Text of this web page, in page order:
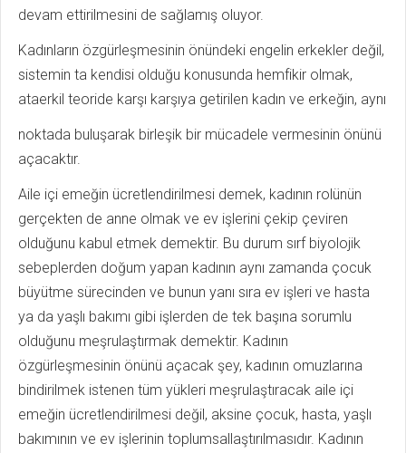
devam ettirilmesini de sağlamış oluyor.
Kadınların özgürleşmesinin önündeki engelin erkekler değil,
sistemin ta kendisi olduğu konusunda hemfikir olmak,
ataerkil teoride karşı karşıya getirilen kadın ve erkeğin, aynı
noktada buluşarak birleşik bir mücadele vermesinin önünü
açacaktır.
Aile içi emeğin ücretlendirilmesi demek, kadının rolünün
gerçekten de anne olmak ve ev işlerini çekip çeviren
olduğunu kabul etmek demektir. Bu durum sırf biyolojik
sebeplerden doğum yapan kadının aynı zamanda çocuk
büyütme sürecinden ve bunun yanı sıra ev işleri ve hasta
ya da yaşlı bakımı gibi işlerden de tek başına sorumlu
olduğunu meşrulaştırmak demektir. Kadının
özgürleşmesinin önünü açacak şey, kadının omuzlarına
bindirilmek istenen tüm yükleri meşrulaştıracak aile içi
emeğin ücretlendirilmesi değil, aksine çocuk, hasta, yaşlı
bakımının ve ev işlerinin toplumsallaştırılmasıdır. Kadının